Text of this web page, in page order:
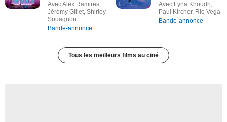
Avec Alex Ramires,
Jérémy Gillet, Shirley
Souagnon
Bande-annonce
Avec Lyna Khoudri,
Paul Kircher, Rio Vega
Bande-annonce
Tous les meilleurs films au ciné